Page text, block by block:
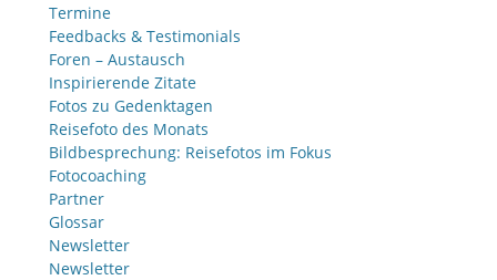
Termine
Feedbacks & Testimonials
Foren – Austausch
Inspirierende Zitate
Fotos zu Gedenktagen
Reisefoto des Monats
Bildbesprechung: Reisefotos im Fokus
Fotocoaching
Partner
Glossar
Newsletter
Newsletter